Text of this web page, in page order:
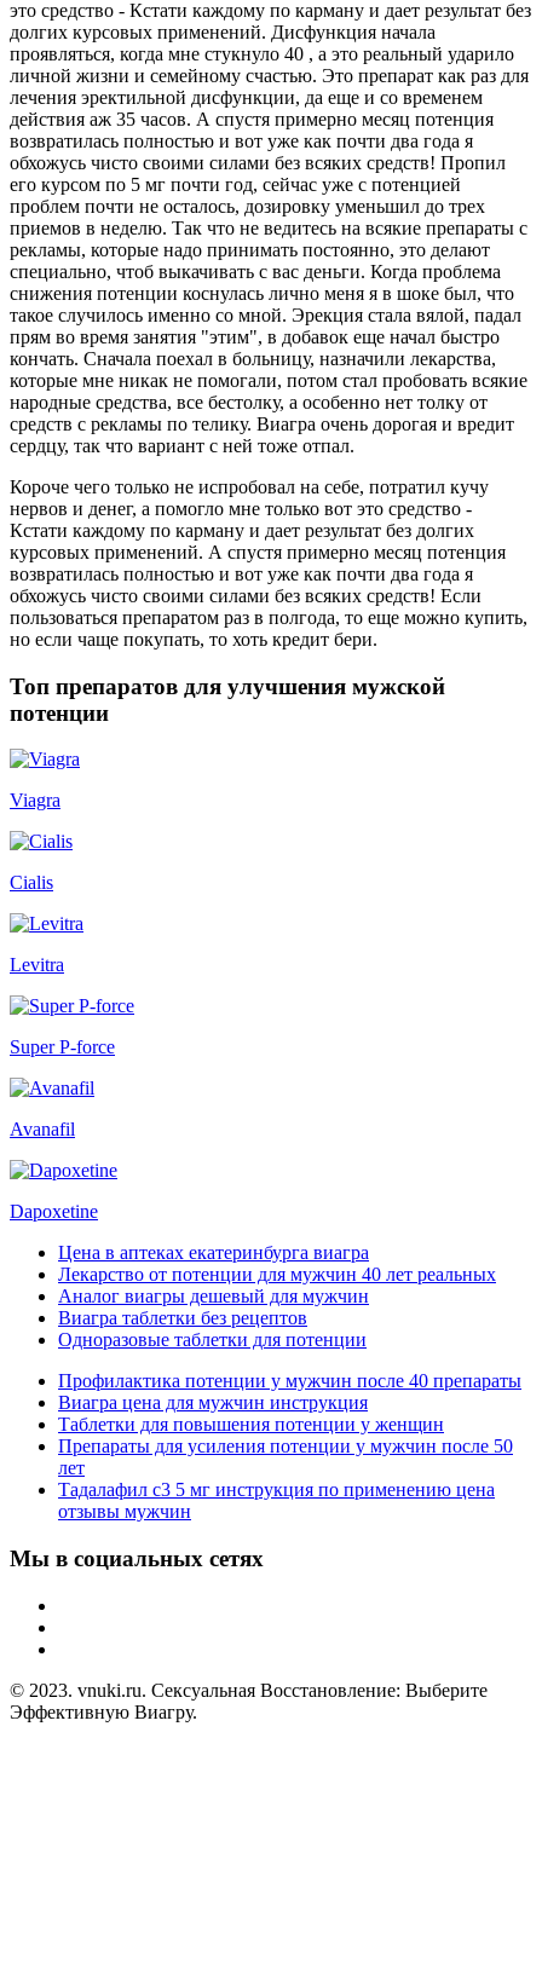
это средство - Кстати каждому по карману и дает результат без
долгих курсовых применений. Дисфункция начала
проявляться, когда мне стукнуло 40 , а это реальный ударило
личной жизни и семейному счастью. Это препарат как раз для
лечения эректильной дисфункции, да еще и со временем
действия аж 35 часов. А спустя примерно месяц потенция
возвратилась полностью и вот уже как почти два года я
обхожусь чисто своими силами без всяких средств! Пропил
его курсом по 5 мг почти год, сейчас уже с потенцией
проблем почти не осталось, дозировку уменьшил до трех
приемов в неделю. Так что не ведитесь на всякие препараты с
рекламы, которые надо принимать постоянно, это делают
специально, чтоб выкачивать с вас деньги. Когда проблема
снижения потенции коснулась лично меня я в шоке был, что
такое случилось именно со мной. Эрекция стала вялой, падал
прям во время занятия "этим", в добавок еще начал быстро
кончать. Сначала поехал в больницу, назначили лекарства,
которые мне никак не помогали, потом стал пробовать всякие
народные средства, все бестолку, а особенно нет толку от
средств с рекламы по телику. Виагра очень дорогая и вредит
сердцу, так что вариант с ней тоже отпал.
Короче чего только не испробовал на себе, потратил кучу
нервов и денег, а помогло мне только вот это средство -
Кстати каждому по карману и дает результат без долгих
курсовых применений. А спустя примерно месяц потенция
возвратилась полностью и вот уже как почти два года я
обхожусь чисто своими силами без всяких средств! Если
пользоваться препаратом раз в полгода, то еще можно купить,
но если чаще покупать, то хоть кредит бери.
Топ препаратов для улучшения мужской
потенции
Viagra
Cialis
Levitra
Super P-force
Avanafil
Dapoxetine
Цена в аптеках екатеринбурга виагра
Лекарство от потенции для мужчин 40 лет реальных
Аналог виагры дешевый для мужчин
Виагра таблетки без рецептов
Одноразовые таблетки для потенции
Профилактика потенции у мужчин после 40 препараты
Виагра цена для мужчин инструкция
Таблетки для повышения потенции у женщин
Препараты для усиления потенции у мужчин после 50
лет
Тадалафил с3 5 мг инструкция по применению цена
отзывы мужчин
Мы в социальных сетях
© 2023. vnuki.ru. Сексуальная Восстановление: Выберите
Эффективную Виагру.